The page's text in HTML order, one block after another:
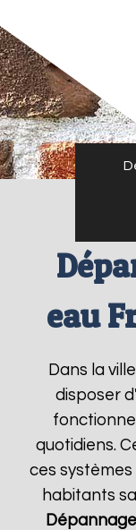
eau
Dans la
disposer
quotidiens.
ces
habitants